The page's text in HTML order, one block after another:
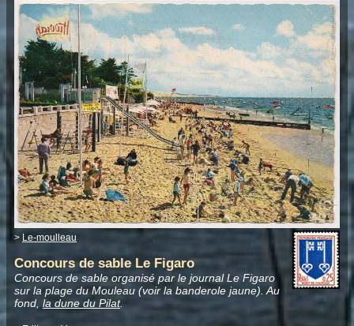
> Le-moulleau
Concours de sable Le Figaro
Concours de sable organisé par le journal Le Figaro
sur la plage du Mouleau (voir la banderole jaune). Au
fond, la dune du Pilat.